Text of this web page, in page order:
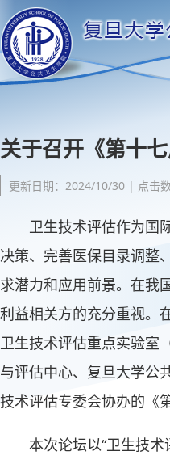
关于召开《第十
更新日期：2024/10/30 | 点击
卫生技术评估作为国
决策、完善医保目录调整
求潜力和应用前景。在我
利益相关方的充分重视。
卫生技术评估重点实验室
与评估中心、复旦大学公
技术评估专委会协办的《
本次论坛以“卫生技